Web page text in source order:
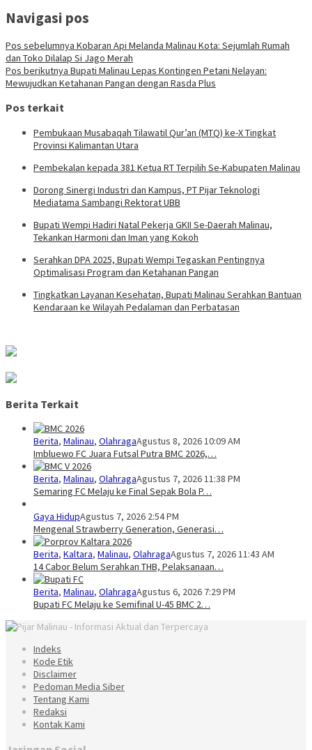
Navigasi pos
Pos sebelumnya Kobaran Api Melanda Malinau Kota: Sejumlah Rumah
dan Toko Dilalap Si Jago Merah
Pos berikutnya Bupati Malinau Lepas Kontingen Petani Nelayan:
Mewujudkan Ketahanan Pangan dengan Rasda Plus
Pos terkait
Pembukaan Musabaqah Tilawatil Qur’an (MTQ) ke-X Tingkat
Provinsi Kalimantan Utara
Pembekalan kepada 381 Ketua RT Terpilih Se-Kabupaten Malinau
Dorong Sinergi Industri dan Kampus, PT Pijar Teknologi
Mediatama Sambangi Rektorat UBB
Bupati Wempi Hadiri Natal Pekerja GKII Se-Daerah Malinau,
Tekankan Harmoni dan Iman yang Kokoh
Serahkan DPA 2025, Bupati Wempi Tegaskan Pentingnya
Optimalisasi Program dan Ketahanan Pangan
Tingkatkan Layanan Kesehatan, Bupati Malinau Serahkan Bantuan
Kendaraan ke Wilayah Pedalaman dan Perbatasan
Berita Terkait
Berita, Malinau, OlahragaAgustus 8, 2026 10:09 AM
Imbluewo FC Juara Futsal Putra BMC 2026,…
Berita, Malinau, OlahragaAgustus 7, 2026 11:38 PM
Semaring FC Melaju ke Final Sepak Bola P…
Gaya HidupAgustus 7, 2026 2:54 PM
Mengenal Strawberry Generation, Generasi…
Berita, Kaltara, Malinau, OlahragaAgustus 7, 2026 11:43 AM
14 Cabor Belum Serahkan THB, Pelaksanaan…
Berita, Malinau, OlahragaAgustus 6, 2026 7:29 PM
Bupati FC Melaju ke Semifinal U-45 BMC 2…
Indeks
Kode Etik
Disclaimer
Pedoman Media Siber
Tentang Kami
Redaksi
Kontak Kami